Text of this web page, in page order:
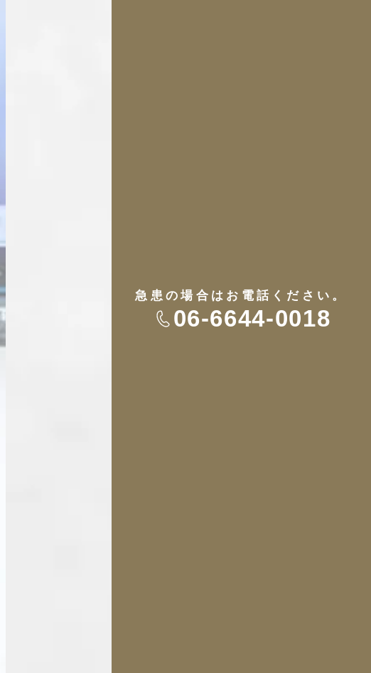
急患の場合はお電話ください。
06-6644-0018